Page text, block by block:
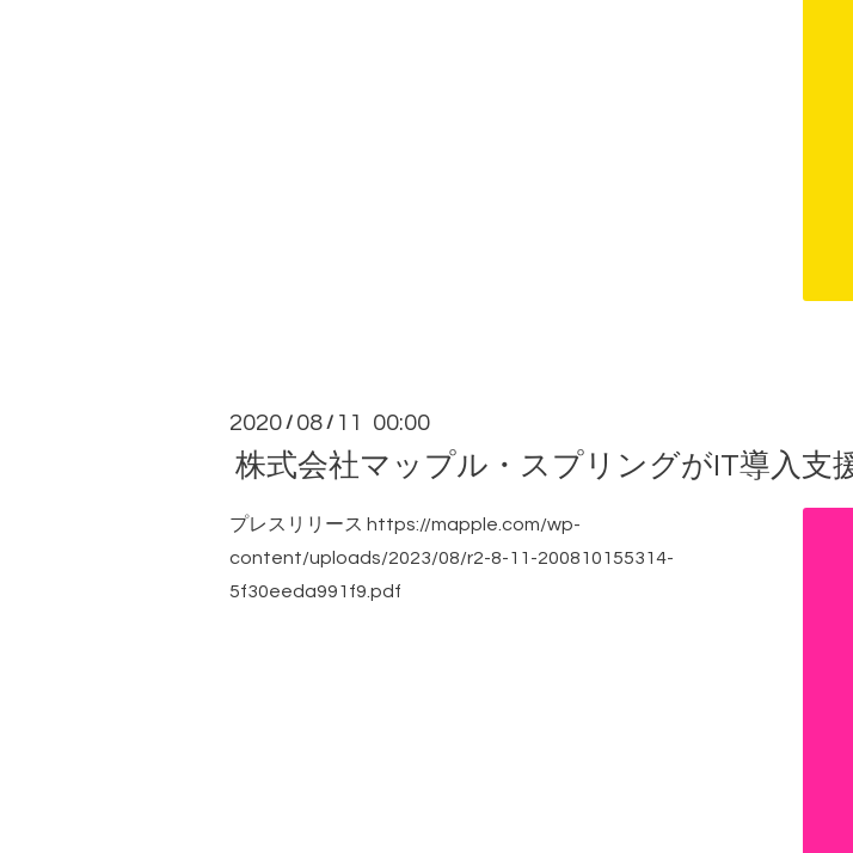
2020 / 08 / 11 00:00
株式会社マップル・スプリングがIT導入支
プレスリリース https://mapple.com/wp-
content/uploads/2023/08/r2-8-11-200810155314-
5f30eeda991f9.pdf